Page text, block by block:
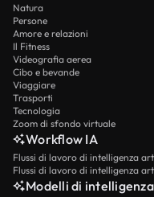
Natura
Persone
Amore e relazioni
Il Fitness
Videografia aerea
Cibo e bevande
Viaggiare
Trasporti
Tecnologia
Zoom di sfondo virtuale
Workflow IA
Flussi di lavoro di intelligenza
Modelli di